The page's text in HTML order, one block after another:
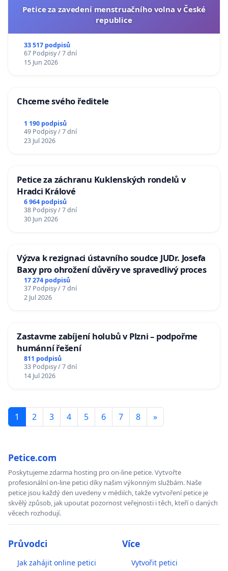
Petice za zavedení menstruačního volna v České
republice
33 517 podpisů
67 Podpisy / 7 dní
15 Jun 2026
Chceme svého ředitele
1 190 podpisů
49 Podpisy / 7 dní
23 Jul 2026
Petice za záchranu Kuklenských rondelů v
Hradci Králové
6 964 podpisů
38 Podpisy / 7 dní
30 Jun 2026
Výzva k rezignaci ústavního soudce JUDr. Josefa
Baxy pro ohrožení důvěry ve spravedlivý proces
17 274 podpisů
37 Podpisy / 7 dní
2 Jul 2026
Zastavme zabíjení holubů v Plzni – podpořme
humánní řešení
811 podpisů
33 Podpisy / 7 dní
14 Jul 2026
1 2 3 4 5 6 7 8 »
Petice.com
Poskytujeme zdarma hosting pro on-line petice. Vytvořte
profesionální on-line petici díky našim výkonným službám. Naše
petice jsou každý den uvedeny v médiích, takže vytvoření petice je
skvělý způsob, jak upoutat pozornost veřejnosti i těch, kteří o daných
věcech rozhodují.
Průvodci
Jak zahájit online petici
Více
Vytvořit petici